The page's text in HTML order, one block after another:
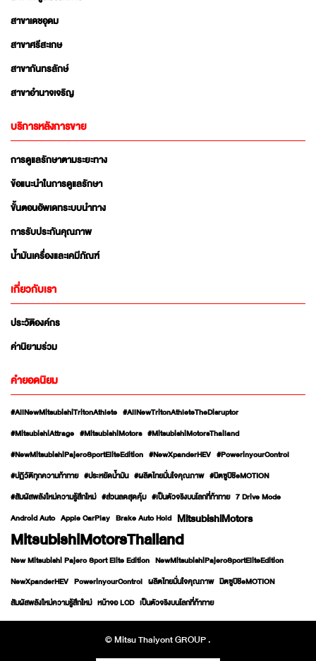
สาขาเดชอุดม
สาขาศรีสะเกษ
สาขากันทรลักษ์
สาขาอำนาจเจริญ
บริการหลังการขาย
การดูแลรักษาตามระยะทาง
ข้อแนะนำในการดูแลรักษา
ขั้นตอนอัพเดทระบบนำทาง
การรับประกันคุณภาพ
น้ำมันเครื่องและเคมีภัณฑ์
เกี่ยวกับเรา
ประวัติองค์กร
ค่านิยามร่วม
คำยอดนิยม
#AllNewMitsubishiTritonAthlete #AllNewTritonAthleteTheDisruptor
#MitsubishiAttrage #MitsubishiMotors #MitsubishiMotorsThailand
#NewMitsubishiPajeroSportEliteEdition #NewXpanderHEV #PowerinyourControl
#ปฏิวัติทุกความท้าทาย #ประหยัดน้ำมัน #ผลิตไทยมั่นใจคุณภาพ #มิตซูบิชิeMOTION
#สัมผัสพลังใหม่ความรู้สึกใหม่ #ส่วนลดสุดคุ้ม #เป็นตัวจริงบนโลกที่ท้าทาย 7 Drive Mode
Android Auto Apple CarPlay Brake Auto Hold MitsubishiMotors
MitsubishiMotorsThailand
New Mitsubishi Pajero Sport Elite Edition NewMitsubishiPajeroSportEliteEdition
NewXpanderHEV PowerinyourControl ผลิตไทยมั่นใจคุณภาพ มิตซูบิชิeMOTION
สัมผัสพลังใหม่ความรู้สึกใหม่ หน้าจอ LCD เป็นตัวจริงบนโลกที่ท้าทาย
© Mitsu Thaiyont GROUP .